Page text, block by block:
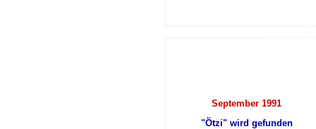
September 1991
"Ötzi" wird gefunden